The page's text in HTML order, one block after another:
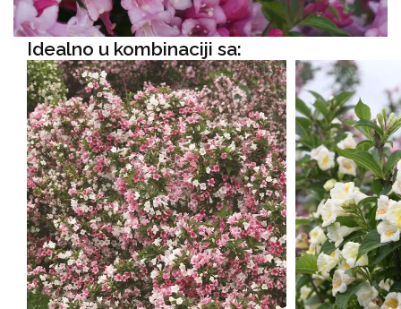
Idealno u kombinaciji sa: